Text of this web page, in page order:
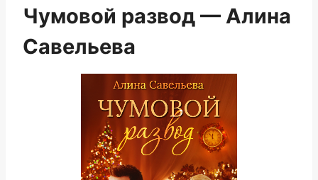
Чумовой развод — Алина
Савельева